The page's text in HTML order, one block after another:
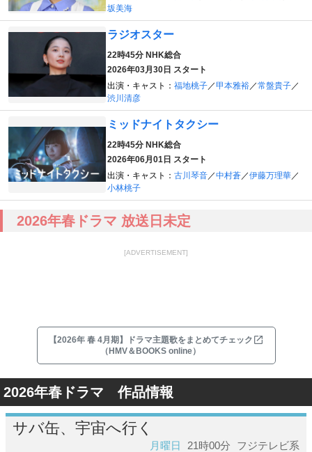
坂美海
ラジオスター
22時45分 NHK総合
2026年03月30日 スタート
出演・キャスト： 福地桃子／甲本雅裕／常盤貴子／
渋川清彦
ミッドナイトタクシー
22時45分 NHK総合
2026年06月01日 スタート
出演・キャスト： 古川琴音／中村蒼／伊藤万理華／
小林桃子
2026年春ドラマ 放送日未定
[ADVERTISEMENT]
【2026年 春 4月期】ドラマ主題歌をまとめてチェック
（HMV＆BOOKS online）
2026年春ドラマ 作品情報
サバ缶、宇宙へ行く
月曜日 21時00分 フジテレビ系